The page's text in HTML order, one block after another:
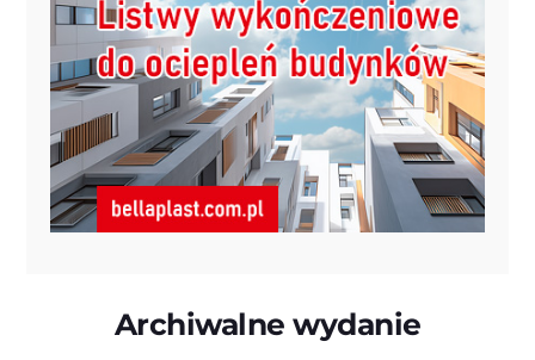
Archiwalne wydanie